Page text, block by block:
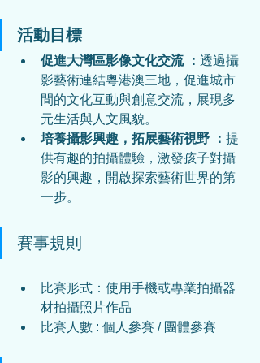
活動目標
促進大灣區影像文化交流 ： 透過攝
影藝術連結粵港澳三地，促進城市
間的文化互動與創意交流，展現多
元生活與人文風貌。
培養攝影興趣，拓展藝術視野
： 提
供有趣的拍攝體驗，激發孩子對攝
影的興趣，開啟探索藝術世界的第
一步。
賽事規則
比賽形式： 使用手機或專業拍攝器
材拍攝照片作品
比賽人數 : 個人參賽 / 團體參賽